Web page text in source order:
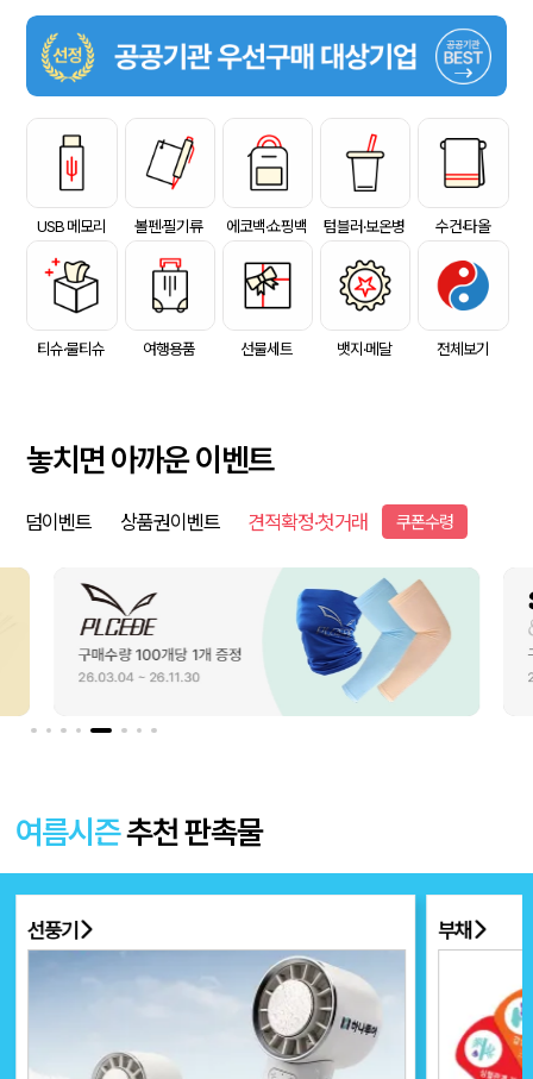
USB 메모리 볼펜·필기류 에코백·쇼핑백 텀블러·보온병 수건·타올
티슈·물티슈 여행용품 선물세트 뱃지·메달 전체보기
놓치면 아까운 이벤트
덤이벤트 상품권이벤트 견적확정·첫거래 쿠폰수령
여름시즌추천 판촉물
선풍기 부채